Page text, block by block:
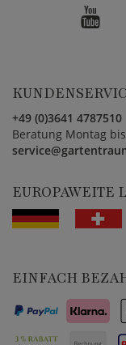
+49 (0)3641 4787510
Beratung Montag
EUROPAWEITE
EINFACH